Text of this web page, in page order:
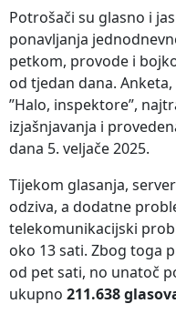
Potrošači su glasno i
ponavljanja
petkom, provode i
od tjedan dana.
”Halo, inspektore”,
izjašnjavanja i
dana 5. veljače 2025.
Tijekom glasanja,
odziva, a dodatne
telekomunikacijski
oko 13 sati. Zbog toga
od pet sati, no unatoč
ukupno 211.638